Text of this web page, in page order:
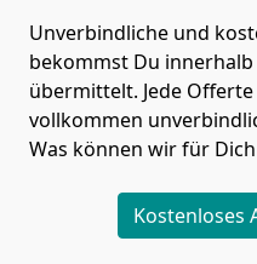
Unverbindliche und
bekommst Du
übermittelt. Jede
vollkommen
Was können wir für
Kostenloses